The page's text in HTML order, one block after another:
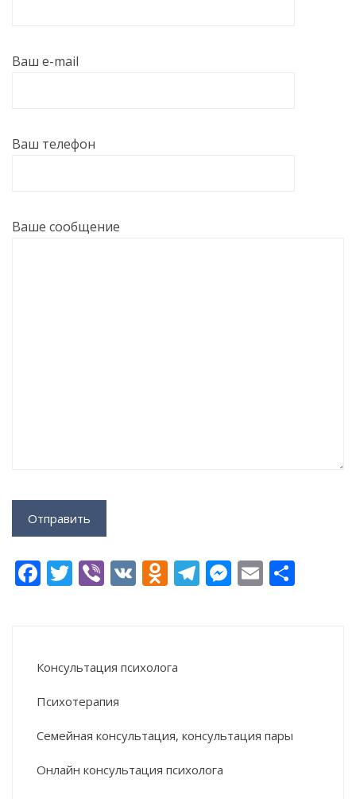
Ваш e-mail
Ваш телефон
Ваше сообщение
Alternative:Facebook
Twitter
Viber
VK Odnoklassniki
Telegram
Email
Консультация психолога
Психотерапия
Семейная консультация, консультация пары
Онлайн консультация психолога